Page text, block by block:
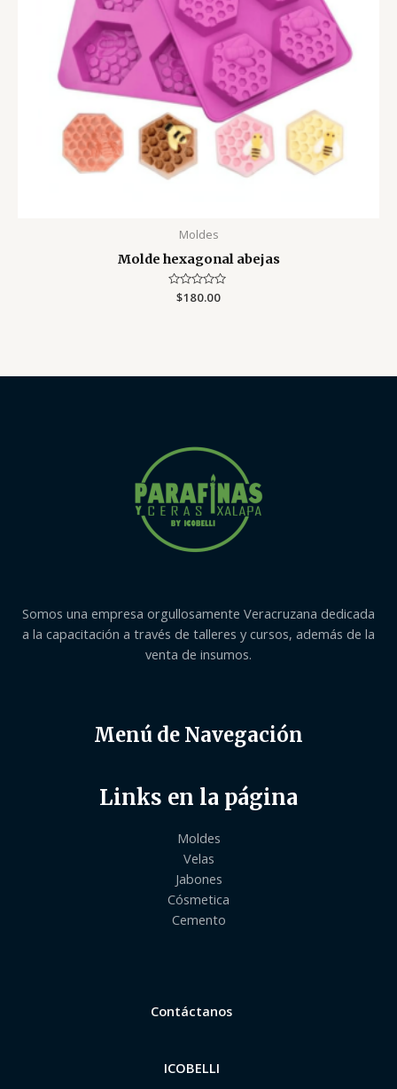
Moldes
Molde hexagonal abejas
Valorado
con
$180.00
Somos una empresa orgullosamente Veracruzana dedicada
a la capacitación a través de talleres y cursos, además de la
venta de insumos.
Menú de Navegación
Links en la página
Moldes
Velas
Jabones
Cósmetica
Cemento
Contáctanos
ICOBELLI